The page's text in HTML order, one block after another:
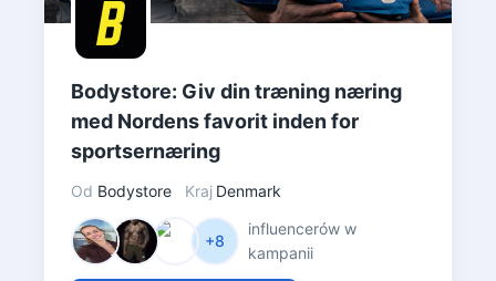
Bodystore: Giv din træning næring
med Nordens favorit inden for
sportsernæring
Od Bodystore Kraj Denmark
+8
influencerów w
kampanii